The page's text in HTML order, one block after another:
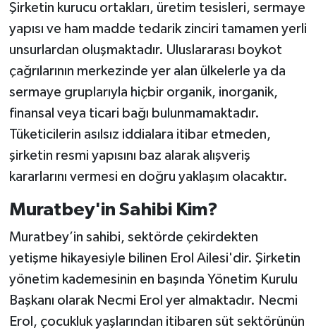
Şirketin kurucu ortakları, üretim tesisleri, sermaye
yapısı ve ham madde tedarik zinciri tamamen yerli
unsurlardan oluşmaktadır. Uluslararası boykot
çağrılarının merkezinde yer alan ülkelerle ya da
sermaye gruplarıyla hiçbir organik, inorganik,
finansal veya ticari bağı bulunmamaktadır.
Tüketicilerin asılsız iddialara itibar etmeden,
şirketin resmi yapısını baz alarak alışveriş
kararlarını vermesi en doğru yaklaşım olacaktır.
Muratbey'in Sahibi Kim?
Muratbey’in sahibi, sektörde çekirdekten
yetişme hikayesiyle bilinen Erol Ailesi'dir. Şirketin
yönetim kademesinin en başında Yönetim Kurulu
Başkanı olarak Necmi Erol yer almaktadır. Necmi
Erol, çocukluk yaşlarından itibaren süt sektörünün